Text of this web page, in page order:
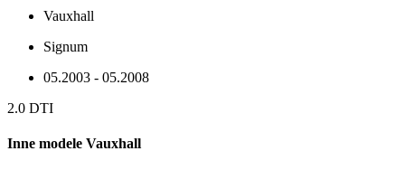
Vauxhall
Signum
05.2003 - 05.2008
2.0 DTI
Inne modele Vauxhall